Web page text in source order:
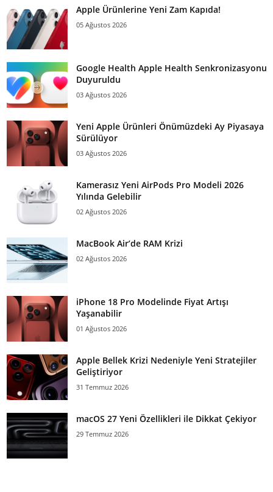
Apple Ürünlerine Yeni Zam Kapıda!
05 Ağustos 2026
Google Health Apple Health Senkronizasyonu
Duyuruldu
03 Ağustos 2026
Yeni Apple Ürünleri Önümüzdeki Ay Piyasaya
Sürülüyor
03 Ağustos 2026
Kamerasız Yeni AirPods Pro Modeli 2026
Yılında Gelebilir
02 Ağustos 2026
MacBook Air’de RAM Krizi
02 Ağustos 2026
iPhone 18 Pro Modelinde Fiyat Artışı
Yaşanabilir
01 Ağustos 2026
Apple Bellek Krizi Nedeniyle Yeni Stratejiler
Geliştiriyor
31 Temmuz 2026
macOS 27 Yeni Özellikleri ile Dikkat Çekiyor
29 Temmuz 2026